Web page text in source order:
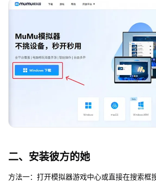
二、安装彼方的她
方法一：打开模拟器游戏中心或直接在搜索框